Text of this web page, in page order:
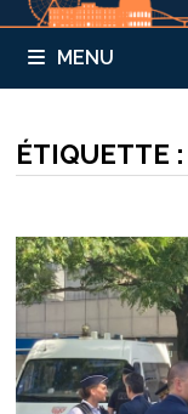
MENU
ÉTIQUETTE :